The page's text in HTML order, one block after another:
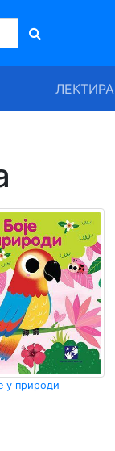
ЛЕКТИРА
у природи